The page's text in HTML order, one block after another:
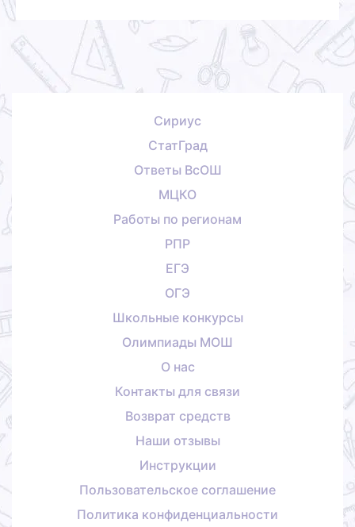
Сириус
СтатГрад
Ответы ВсОШ
МЦКО
Работы по регионам
РПР
ЕГЭ
ОГЭ
Школьные конкурсы
Олимпиады МОШ
О нас
Контакты для связи
Возврат средств
Наши отзывы
Инструкции
Пользовательское соглашение
Политика конфиденциальности